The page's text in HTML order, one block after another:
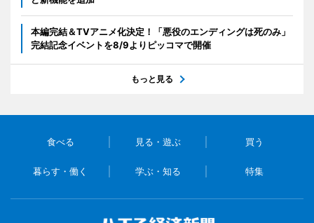
本編完結＆TVアニメ化決定！「悪役のエンディングは死のみ」
完結記念イベントを8/9よりピッコマで開催
もっと見る
食べる 見る・遊ぶ 買う
暮らす・働く 学ぶ・知る 特集